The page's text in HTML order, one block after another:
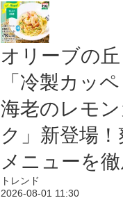
オリーブの
「冷製カッ
海老のレモ
ク」新登場
メニューを
トレンド
2026-08-01 11:30